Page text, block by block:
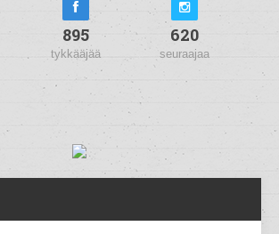
895
tykkääjää
620
seuraajaa